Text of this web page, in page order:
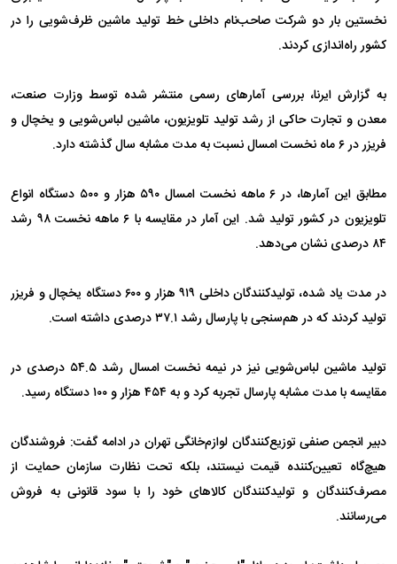
نخستین بار دو شرکت صاحب‌نام داخلی خط تولید ماشین ظرف‌شویی را در
کشور راه‌اندازی کردند.
به گزارش ایرنا، بررسی آمار‌های رسمی منتشر شده توسط وزارت صنعت،
معدن و تجارت حاکی از رشد تولید تلویزیون، ماشین لباس‌شویی و یخچال و
فریزر در ۶ ماه نخست امسال نسبت به مدت مشابه سال گذشته دارد.
مطابق این آمارها، در ۶ ماهه نخست امسال ۵۹۰ هزار و ۵۰۰ دستگاه انواع
تلویزیون در کشور تولید شد. این آمار در مقایسه با ۶ ماهه نخست ۹۸ رشد
۸۴ درصدی نشان می‌دهد.
در مدت یاد شده، تولیدکنندگان داخلی ۹۱۹ هزار و ۶۰۰ دستگاه یخچال و فریزر
تولید کردند که در هم‌سنجی با پارسال رشد ۳۷.۱ درصدی داشته است.
تولید ماشین لباس‌شویی نیز در نیمه نخست امسال رشد ۵۴.۵ درصدی در
مقایسه با مدت مشابه پارسال تجربه کرد و به ۴۵۴ هزار و ۱۰۰ دستگاه رسید.
دبیر انجمن صنفی توزیع‌کنندگان لوازم‌خانگی تهران در ادامه گفت: فروشندگان
هیچ‌گاه تعیین‌کننده قیمت نیستند، بلکه تحت نظارت سازمان حمایت از
مصرف‌کنندگان و تولیدکنندگان کالا‌های خود را با سود قانونی به فروش
می‌رسانند.